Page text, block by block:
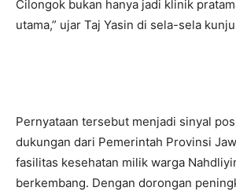
Cilongok bukan hanya jadi klinik
utama,” ujar Taj Yasin di sela-sela
Pernyataan tersebut menjadi sinyal
dukungan dari Pemerintah Provinsi
fasilitas kesehatan milik warga
berkembang. Dengan dorongan